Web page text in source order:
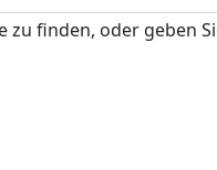
zu finden, oder geben